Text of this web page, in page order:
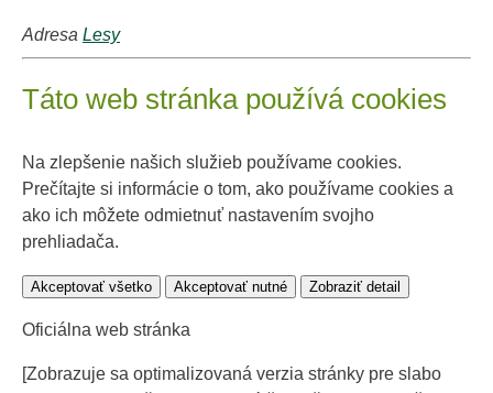
Adresa Lesy
Táto web stránka používá cookies
Na zlepšenie našich služieb používame cookies.
Prečítajte si informácie o tom, ako používame cookies a
ako ich môžete odmietnuť nastavením svojho
prehliadača.
Akceptovať všetko Akceptovať nutné Zobraziť detail
Oficiálna web stránka
[Zobrazuje sa optimalizovaná verzia stránky pre slabo